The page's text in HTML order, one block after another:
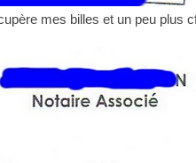
mes billes et un peu